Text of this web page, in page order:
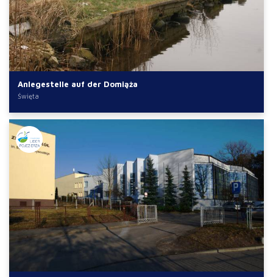
Anlegestelle auf der Domiąża
Święta